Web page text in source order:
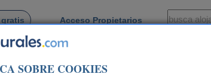
Acceso Propietarios
SOBRE COOKIES